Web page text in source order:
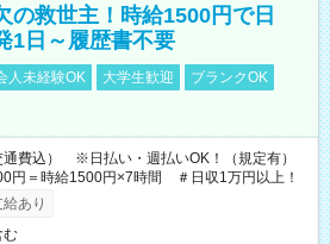
の救世主！時給1500円で日
1日～履歴書不要
人未経験OK 大学生歓迎
ブランクOK
通費込） ※日払い・週払いOK！（規定有）
円＝時給1500円×7時間 ＃日収1万円以上！
あり
む